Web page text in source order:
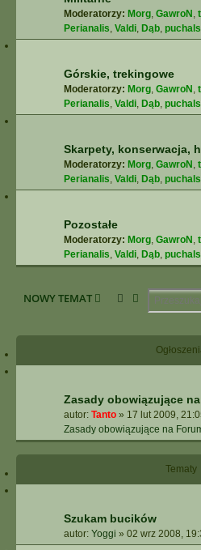
Moderatorzy: Morg, GawroN ,
Perianalis, Valdi, Dąb,
Górskie, trekingowe
Moderatorzy: Morg, GawroN ,
Perianalis, Valdi, Dąb,
Skarpety, konserwacja,
Moderatorzy: Morg, GawroN ,
Perianalis, Valdi, Dąb,
Pozostałe
Moderatorzy: Morg, GawroN ,
Perianalis, Valdi, Dąb,
NOWY TEMAT Szukaj
Zasady obowiązujące
autor: Tanto » 17 lut 2009,
Zasady obowiązujące na
Tematy
Szukam bucików
autor: Yoggi » 02 wrz 2008,